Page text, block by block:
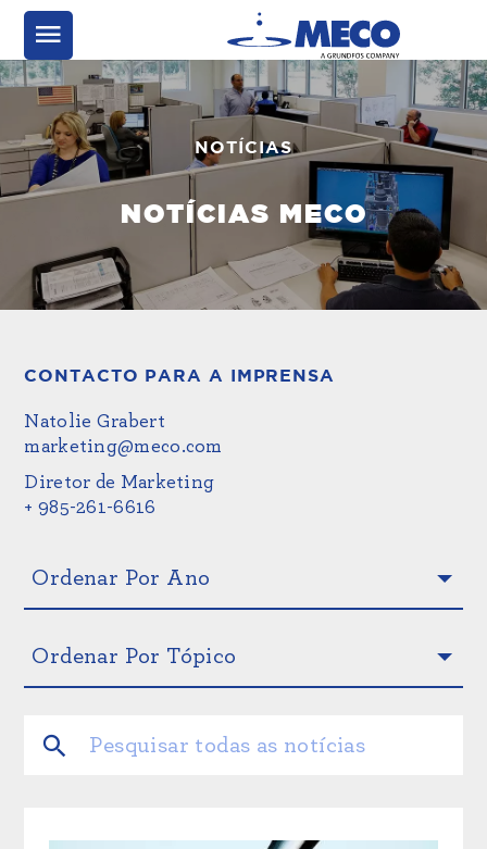
NOTÍCIAS
NOTÍCIAS MECO
CONTACTO PARA A IMPRENSA
Natolie Grabert
marketing@meco.com
Diretor de Marketing
+ 985-261-6616